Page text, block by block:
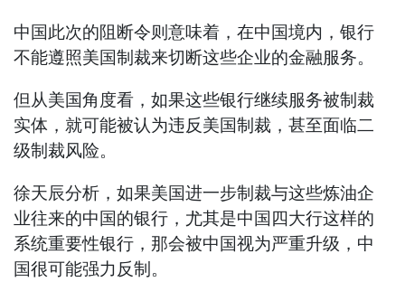
中国此次的阻断令则意味着，在中国境内，银行
不能遵照美国制裁来切断这些企业的金融服务。
但从美国角度看，如果这些银行继续服务被制裁
实体，就可能被认为违反美国制裁，甚至面临二
级制裁风险。
徐天辰分析，如果美国进一步制裁与这些炼油企
业往来的中国的银行，尤其是中国四大行这样的
系统重要性银行，那会被中国视为严重升级，中
国很可能强力反制。